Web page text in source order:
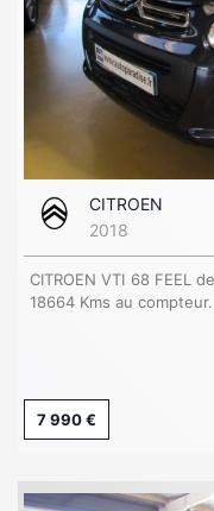
CITROEN
2018
CITROEN VTI 68 FEEL
18664 Kms au compteur.
7 990 €